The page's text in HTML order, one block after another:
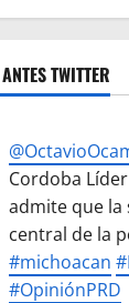
TWITTER
Cordoba
admite que la
central de la
#michoacan
#OpiniónPRD